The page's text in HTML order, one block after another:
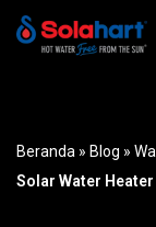
Beranda » Blog »
Solar Water Heater